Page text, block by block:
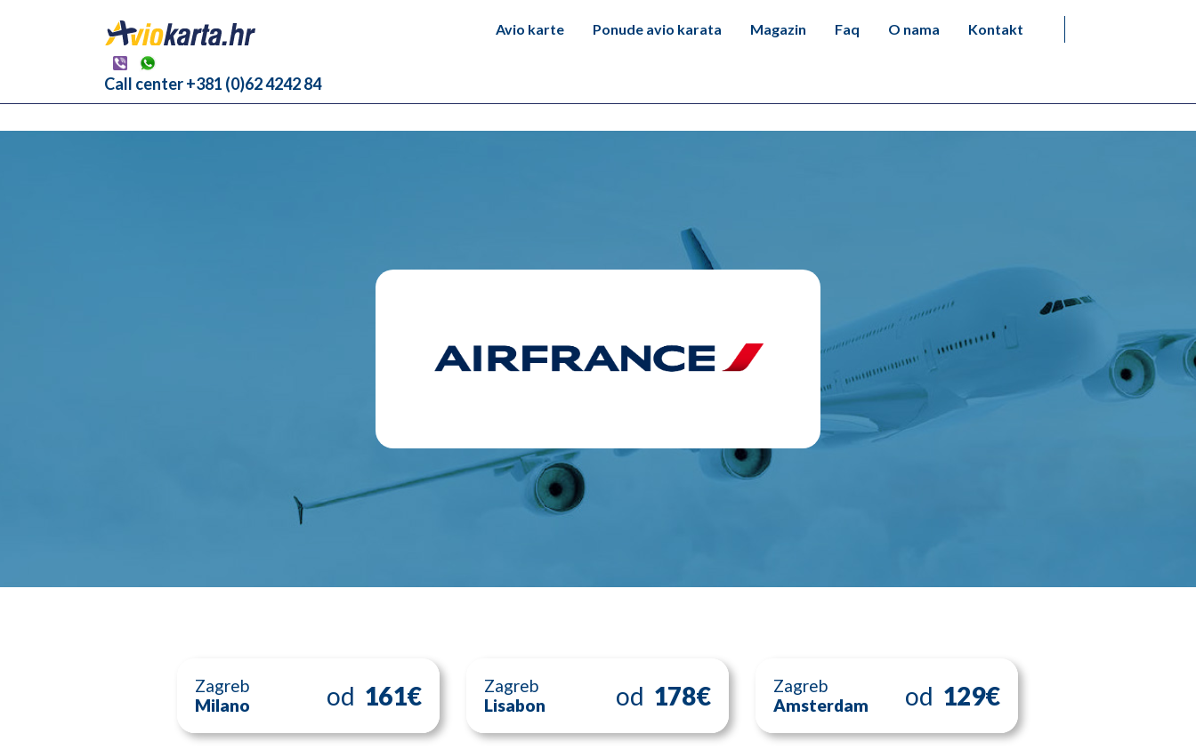
Avio karte
Ponude avio karata Magazin Faq O nama Kontakt
Call center +381 (0)62 4242 84
Zagreb
Milano
od 161€
Zagreb
Lisabon
od 178€
Zagreb
Amsterdam
od 129€